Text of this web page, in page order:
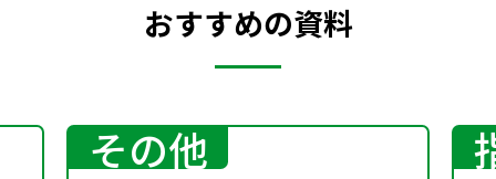
おすすめの資料
その他